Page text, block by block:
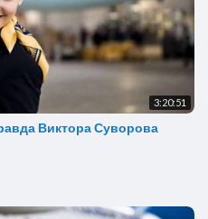
3:20:51
Виктора Суворова